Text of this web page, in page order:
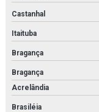
Serviço de inspeção e
Serviço de inspeção
Serviço de inspeção
Serviço de inspeção
Serviço de instalação
Castanhal
Itaituba
Bragança
Bragança
Acrelândia
Brasiléia